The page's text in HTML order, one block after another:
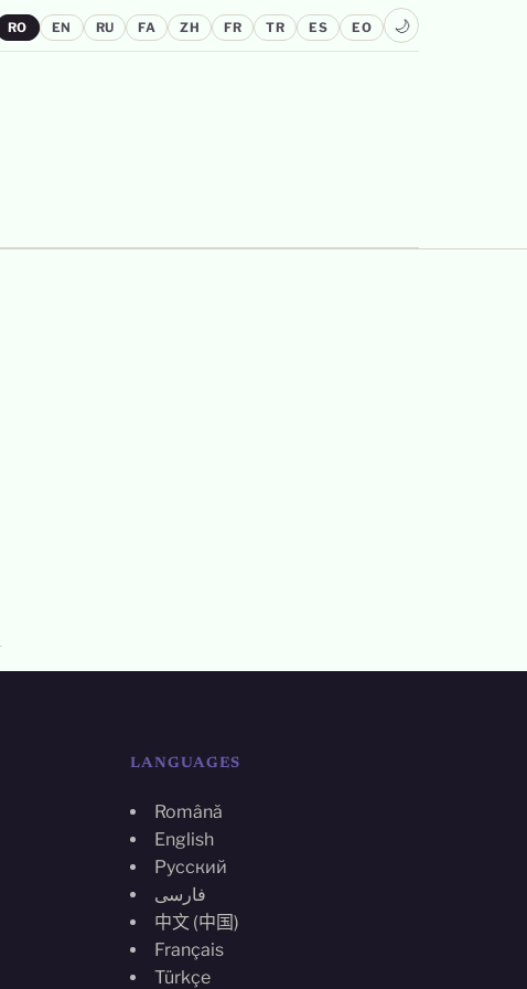
RO EN RU FA ZH FR TR ES EO 🌙
LANGUAGES
Română
English
Русский
فارسی
中文 (中国)
Français
Türkçe